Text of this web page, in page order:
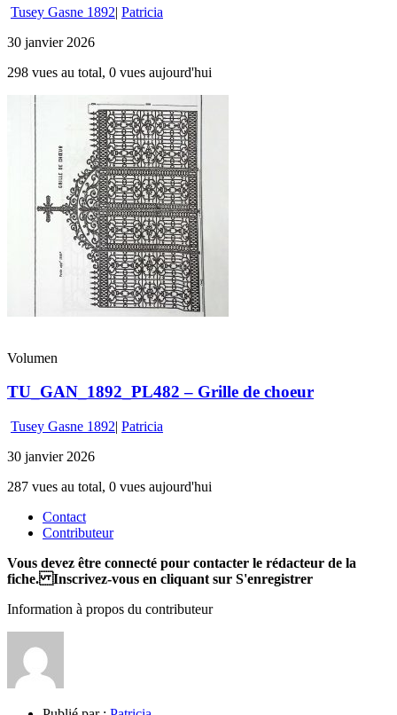
Tusey Gasne 1892| Patricia
30 janvier 2026
298 vues au total, 0 vues aujourd'hui
Volumen
TU_GAN_1892_PL482 – Grille de choeur
Tusey Gasne 1892| Patricia
30 janvier 2026
287 vues au total, 0 vues aujourd'hui
Contact
Contributeur
Vous devez être connecté pour contacter le rédacteur de la
fiche. Inscrivez-vous en cliquant sur S'enregistrer
Information à propos du contributeur